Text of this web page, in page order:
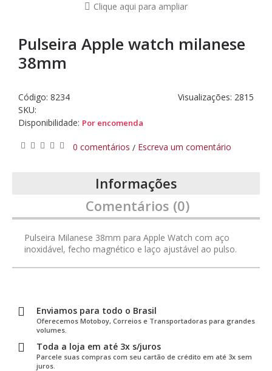
Clique aqui para ampliar
Pulseira Apple watch milanese
38mm
Visualizações: 2815
Código: 8234
SKU:
Disponibilidade: Por encomenda
0 comentários / Escreva um comentário
Informações
Comentários (0)
Pulseira Milanese 38mm para Apple Watch com aço
inoxidável, fecho magnético e laço ajustável ao pulso.
Enviamos para todo o Brasil
Oferecemos Motoboy, Correios e Transportadoras para grandes
volumes.
Toda a loja em até 3x s/juros
Parcele suas compras com seu cartão de crédito em até 3x sem
juros.